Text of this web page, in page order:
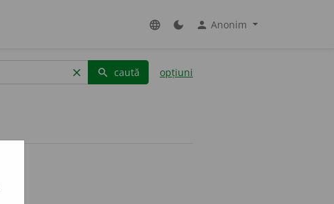
language dark_mode person Anonim
clear search caută opțiuni